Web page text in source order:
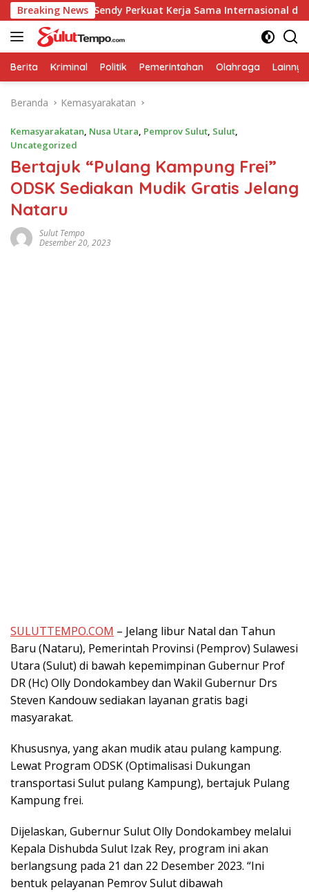
Langsung
ke
konten
Breaking News
Caroll-Sendy Perkuat Kerja Sama Internasional dengan
Berita Kriminal Politik Pemerintahan Olahraga Lainnya
Beranda Kemasyarakatan
Kemasyarakatan, Nusa Utara, Pemprov Sulut, Sulut,
Uncategorized
Bertajuk “Pulang Kampung Frei”
ODSK Sediakan Mudik Gratis Jelang
Nataru
Sulut Tempo
Desember 20, 2023
SULUTTEMPO.COM – Jelang libur Natal dan Tahun
Baru (Nataru), Pemerintah Provinsi (Pemprov) Sulawesi
Utara (Sulut) di bawah kepemimpinan Gubernur Prof
DR (Hc) Olly Dondokambey dan Wakil Gubernur Drs
Steven Kandouw sediakan layanan gratis bagi
masyarakat.
Khususnya, yang akan mudik atau pulang kampung.
Lewat Program ODSK (Optimalisasi Dukungan
transportasi Sulut pulang Kampung), bertajuk Pulang
Kampung frei.
Dijelaskan, Gubernur Sulut Olly Dondokambey melalui
Kepala Dishubda Sulut Izak Rey, program ini akan
berlangsung pada 21 dan 22 Desember 2023. “Ini
bentuk pelayanan Pemrov Sulut dibawah